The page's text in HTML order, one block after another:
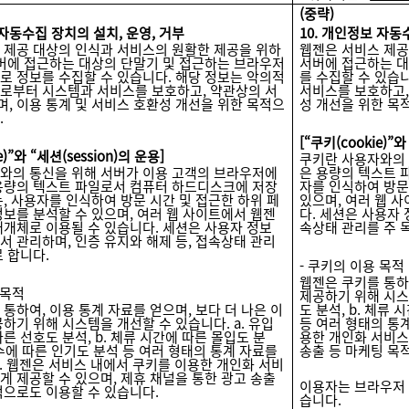
동수집 장치의 설치, 운영, 거부
공 대상의 인식과 서비스의 원활한 제공을 위하
에 접근하는 대상의 단말기 및 접근하는 브라우저
정보를 수집할 수 있습니다. 해당 정보는 악의적
부터 시스템과 서비스를 보호하고, 약관상의 서
, 이용 통계 및 서비스 호환성 개선을 위한 목적으
와 “세션(session)의 운용]
의 통신을 위해 서버가 이용 고객의 브라우저에
의 텍스트 파일로서 컴퓨터 하드디스크에 저장
사용자를 인식하여 방문 시간 및 접근한 하위 페
를 분석할 수 있으며, 여러 웹 사이트에서 웹젠
체로 이용될 수 있습니다. 세션은 사용자 정보
관리하며, 인증 유지와 해제 등, 접속상태 관리
합니다.
적
하여, 이용 통계 자료를 얻으며, 보다 더 나은 이
기 위해 시스템을 개선할 수 있습니다. a. 유입
선호도 분석, b. 체류 시간에 따른 몰입도 분
따른 인기도 분석 등 여러 형태의 통계 자료를
젠은 서비스 내에서 쿠키를 이용한 개인화 서비
제공할 수 있으며, 제휴 채널을 통한 광고 송출
로도 이용할 수 있습니다.
(중략)
10.개인정보 자동
웹젠은 서비스 제
서버에 접근하는
를 수집할 수 있습
서비스를 보호하
성 개선을 위한 목
[“쿠키(cookie)”
쿠키란 사용자와
은 용량의 텍스트
자를 인식하여 방
있으며, 여러 웹
다. 세션은 사용자
속상태 관리를 주
- 쿠키의 이용 목적
웹젠은 쿠키를 통
제공하기 위해 시
도 분석, b. 체류
등 여러 형태의 통
용한 개인화 서비
송출 등 마케팅 목
이용자는 브라우
습니다.